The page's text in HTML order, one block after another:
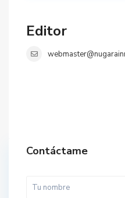
Editor
Contáctame